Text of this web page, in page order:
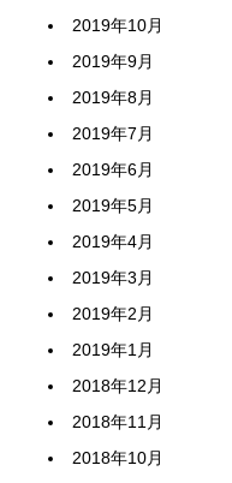
2019年10月
2019年9月
2019年8月
2019年7月
2019年6月
2019年5月
2019年4月
2019年3月
2019年2月
2019年1月
2018年12月
2018年11月
2018年10月